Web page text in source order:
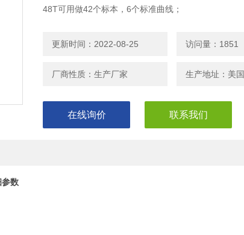
48T可用做42个标本，6个标准曲线；
更新时间：2022-08-25 访问量：1851
厂商性质：生产厂家 生产地址：美国
在线询价 联系我们
数